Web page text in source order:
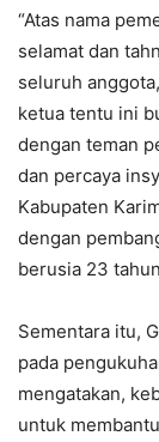
“Atas nama
selamat dan
seluruh
ketua tentu ini
dengan teman
dan percaya
Kabupaten
dengan
berusia 23
Sementara itu,
pada
mengatakan,
untuk